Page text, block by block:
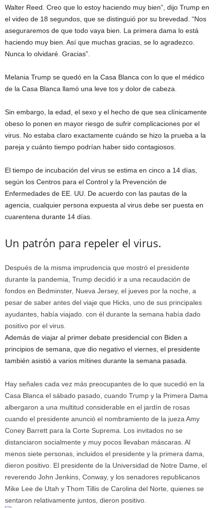
Walter Reed. Creo que lo estoy haciendo muy bien”, dijo Trump en
el video de 18 segundos, que se distinguió por su brevedad. “Nos
aseguraremos de que todo vaya bien. La primera dama lo está
haciendo muy bien. Así que muchas gracias, se lo agradezco.
Nunca lo olvidaré. Gracias”.
Melania Trump se quedó en la Casa Blanca con lo que el médico
de la Casa Blanca llamó una leve tos y dolor de cabeza.
Sin embargo, la edad, el sexo y el hecho de que sea clínicamente
obeso lo ponen en mayor riesgo de sufrir complicaciones por el
virus. No estaba claro exactamente cuándo se hizo la prueba a la
pareja y cuánto tiempo podrían haber sido contagiosos.
El tiempo de incubación del virus se estima en cinco a 14 días,
según los Centros para el Control y la Prevención de
Enfermedades de EE. UU. De acuerdo con las pautas de la
agencia, cualquier persona expuesta al virus debe ser puesta en
cuarentena durante 14 días.
Un patrón para repeler el virus.
Después de la misma imprudencia que mostró el presidente
durante la pandemia, Trump decidió ir a una recaudación de
fondos en Bedminster, Nueva Jersey, el jueves por la noche, a
pesar de saber antes del viaje que Hicks, uno de sus principales
ayudantes, había viajado. con él durante la semana había dado
positivo por el virus.
Además de viajar al primer debate presidencial con Biden a
principios de semana, que dio negativo el viernes, el presidente
también asistió a varios mítines durante la semana pasada.
Hay señales cada vez más preocupantes de lo que sucedió en la
Casa Blanca el sábado pasado, cuando Trump y la Primera Dama
albergaron a una multitud considerable en el jardín de rosas
cuando el presidente anunció el nombramiento de la jueza Amy
Coney Barrett para la Corte Suprema. Los invitados no se
distanciaron socialmente y muy pocos llevaban máscaras. Al
menos siete personas, incluidos el presidente y la primera dama,
dieron positivo. El presidente de la Universidad de Notre Dame, el
reverendo John Jenkins, Conway, y los senadores republicanos
Mike Lee de Utah y Thom Tillis de Carolina del Norte, quienes se
sentaron relativamente juntos, dieron positivo.